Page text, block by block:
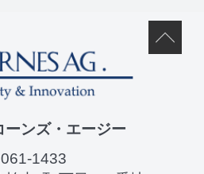
ーンズ・エージー
1433